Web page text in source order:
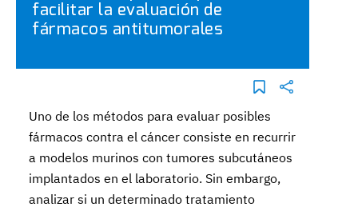
facilitar la evaluación de
fármacos antitumorales
Uno de los métodos para evaluar posibles
fármacos contra el cáncer consiste en recurrir
a modelos murinos con tumores subcutáneos
implantados en el laboratorio. Sin embargo,
analizar si un determinado tratamiento